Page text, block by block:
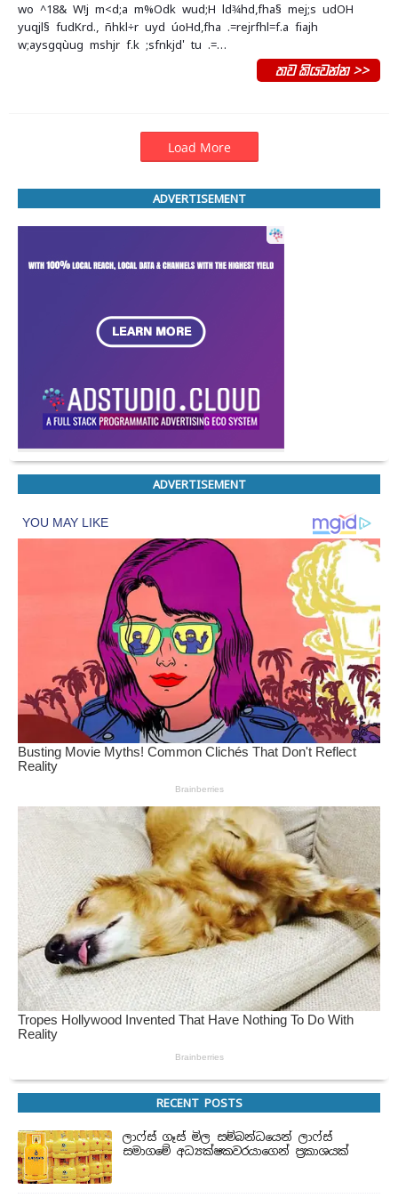
wo ^18& W!j m<d;a m%Odk wud;H ld¾hd,fha§ mej;s udOH
yuqjl§ fudKrd., ñhkl÷r uyd úoHd,fha .=rejrfhl=f.a fiajh
w;aysgqùug mshjr f.k ;sfnkjd' tu .=…
තව කියවන්න >>
Load More
ADVERTISEMENT
ADVERTISEMENT
RECENT POSTS
ලාෆ්ස් ගෑස් මිල සම්බන්ධයෙන් ලාෆ්ස්
සමාගමේ අධ්‍යක්ෂකවරයාගෙන් ප්‍රකාශයක්